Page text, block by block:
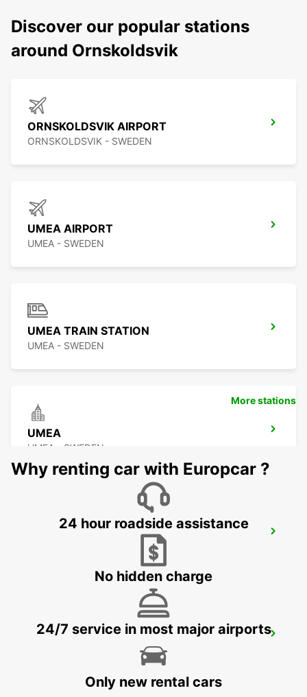
Discover our popular stations
around Ornskoldsvik
ORNSKOLDSVIK AIRPORT
ORNSKOLDSVIK - SWEDEN
UMEA AIRPORT
UMEA - SWEDEN
UMEA TRAIN STATION
UMEA - SWEDEN
UMEA
UMEA - SWEDEN
SUNDSVALL MIDLANDA AIRPORT
SUNDSVALL
More stations
Why renting car with Europcar ?
24 hour roadside assistance
No hidden charge
24/7 service in most major airports
Only new rental cars